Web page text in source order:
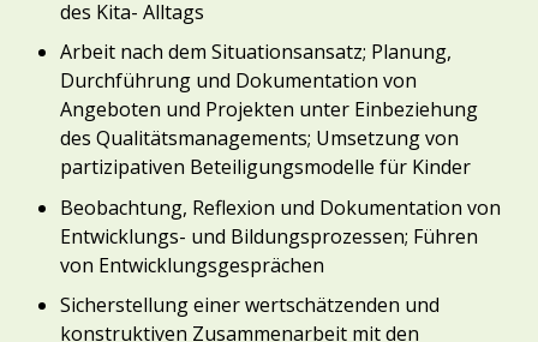
des Kita- Alltags
Arbeit nach dem Situationsansatz; Planung,
Durchführung und Dokumentation von
Angeboten und Projekten unter Einbeziehung
des Qualitätsmanagements; Umsetzung von
partizipativen Beteiligungsmodelle für Kinder
Beobachtung, Reflexion und Dokumentation von
Entwicklungs- und Bildungsprozessen; Führen
von Entwicklungsgesprächen
Sicherstellung einer wertschätzenden und
konstruktiven Zusammenarbeit mit den